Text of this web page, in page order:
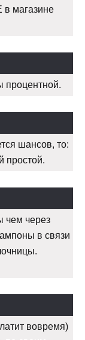
в магазине
процентной.
шансов, то:
простой.
чем через
в связи
вовремя)